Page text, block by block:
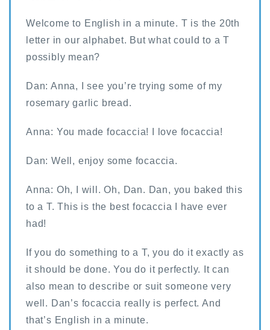
Welcome to English in a minute. T is the 20th
letter in our alphabet. But what could to a T
possibly mean?
Dan: Anna, I see you’re trying some of my
rosemary garlic bread.
Anna: You made focaccia! I love focaccia!
Dan: Well, enjoy some focaccia.
Anna: Oh, I will. Oh, Dan. Dan, you baked this
to a T. This is the best focaccia I have ever
had!
If you do something to a T, you do it exactly as
it should be done. You do it perfectly. It can
also mean to describe or suit someone very
well. Dan’s focaccia really is perfect. And
that’s English in a minute.